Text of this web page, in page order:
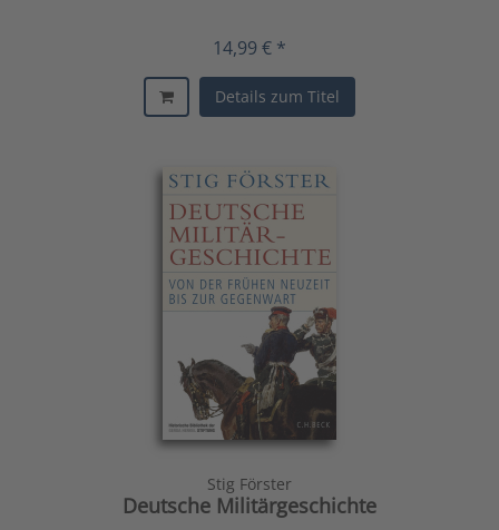
14,99 € *
Details zum Titel
Stig Förster
Deutsche Militärgeschichte